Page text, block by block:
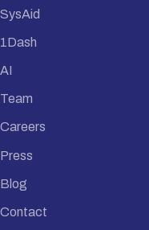
SysAid
1Dash
AI
Team
Careers
Press
Blog
Contact